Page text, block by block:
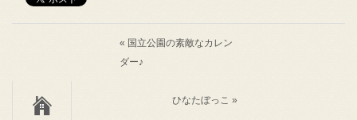
« 国立公園の素敵なカレン
ダー♪
ひなたぼっこ »